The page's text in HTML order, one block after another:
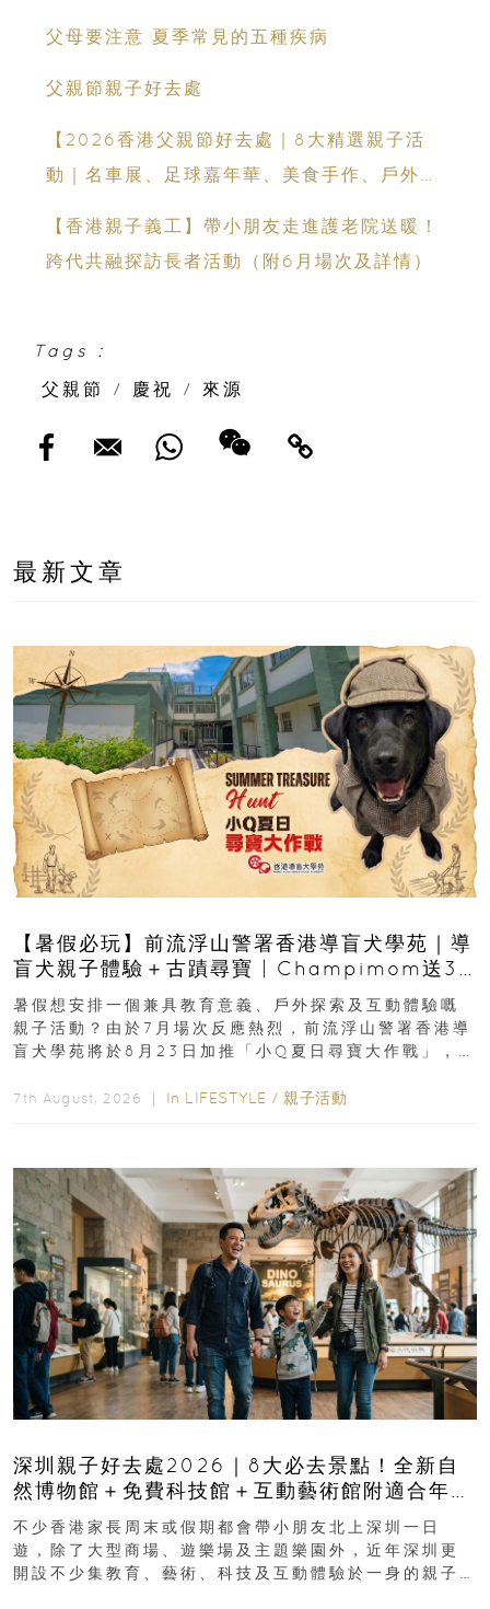
父母要注意 夏季常見的五種疾病
父親節親子好去處
【2026香港父親節好去處｜8大精選親子活
動｜名車展、足球嘉年華、美食手作、戶外露
【香港親子義工】帶小朋友走進護老院送暖！
跨代共融探訪長者活動（附6月場次及詳情）
Tags :
父親節
/ 慶祝 / 來源
最新文章
【暑假必玩】前流浮山警署香港導盲犬學苑｜導
盲犬親子體驗＋古蹟尋寶 | Champimom送3
組免費名額
暑假想安排一個兼具教育意義、戶外探索及互動體驗嘅
親子活動？由於7月場次反應熱烈，前流浮山警署香港導
盲犬學苑將於8月23日加推「小Q夏日尋寶大作戰」，家
7th August, 2026 ｜ In LIFESTYLE / 親子活動
深圳親子好去處2026｜8大必去景點！全新自
然博物館＋免費科技館＋互動藝術館附適合年
齡、交通、門票、開放時間
不少香港家長周末或假期都會帶小朋友北上深圳一日
遊，除了大型商場、遊樂場及主題樂園外，近年深圳更
開設不少集教育、藝術、科技及互動體驗於一身的親子